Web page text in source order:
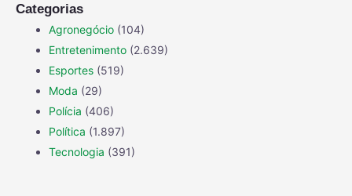
Categorias
Agronegócio (104)
Entretenimento (2.639)
Esportes (519)
Moda (29)
Polícia (406)
Política (1.897)
Tecnologia (391)